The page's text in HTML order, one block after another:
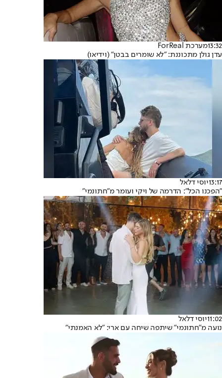
13:32מערכת ForReal
עדן גולן מתכוננת: "לא שומרים בבטן" (וידיאו)
13:17יוסי דלאל
"הפכנו הכל": הדרמה של ויקי ועומר מ"חתונמי"
11:02יוסי דלאל
נועה מ"חתונמי" שיתפה שיחה עם ארי: "לא האמנתי"